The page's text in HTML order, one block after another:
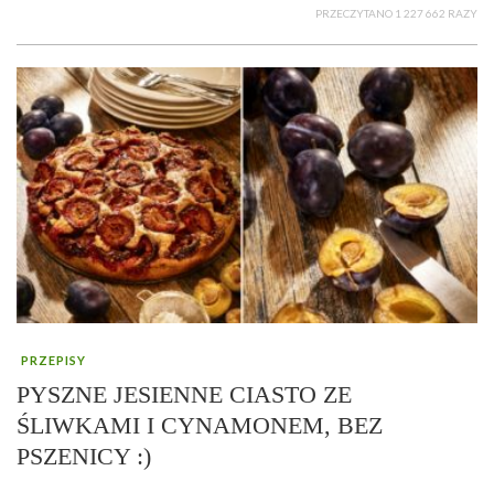
PRZECZYTANO 1 227 662 RAZY
PRZEPISY
PYSZNE JESIENNE CIASTO ZE
ŚLIWKAMI I CYNAMONEM, BEZ
PSZENICY :)